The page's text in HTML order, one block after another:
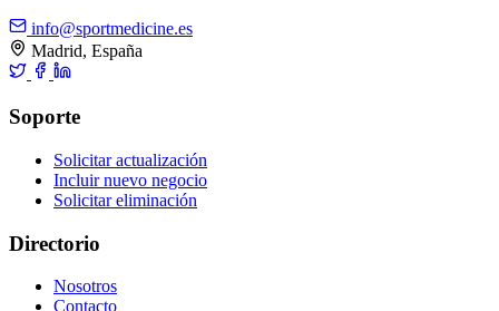
info@sportmedicine.es
Madrid, España
Soporte
Solicitar actualización
Incluir nuevo negocio
Solicitar eliminación
Directorio
Nosotros
Contacto